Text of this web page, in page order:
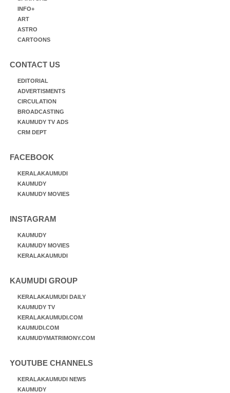
INFO+
ART
ASTRO
CARTOONS
CONTACT US
EDITORIAL
ADVERTISMENTS
CIRCULATION
BROADCASTING
KAUMUDY TV ADS
CRM DEPT
FACEBOOK
KERALAKAUMUDI
KAUMUDY
KAUMUDY MOVIES
INSTAGRAM
KAUMUDY
KAUMUDY MOVIES
KERALAKAUMUDI
KAUMUDI GROUP
KERALAKAUMUDI DAILY
KAUMUDY TV
KERALAKAUMUDI.COM
KAUMUDI.COM
KAUMUDYMATRIMONY.COM
YOUTUBE CHANNELS
KERALAKAUMUDI NEWS
KAUMUDY